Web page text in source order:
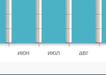
июн июл авг